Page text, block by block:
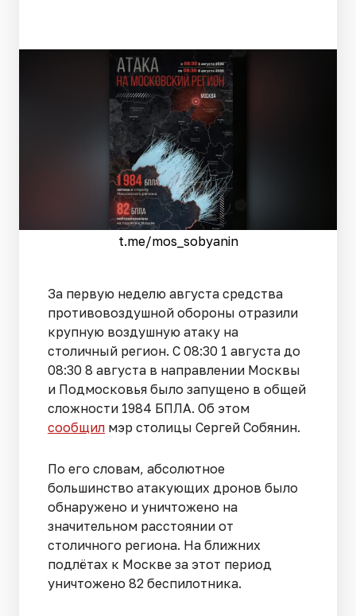
t.me/mos_sobyanin
За первую неделю августа средства
противовоздушной обороны отразили
крупную воздушную атаку на
столичный регион. С 08:30 1 августа до
08:30 8 августа в направлении Москвы
и Подмосковья было запущено в общей
сложности 1984 БПЛА. Об этом
сообщил мэр столицы Сергей Собянин.
По его словам, абсолютное
большинство атакующих дронов было
обнаружено и уничтожено на
значительном расстоянии от
столичного региона. На ближних
подлётах к Москве за этот период
уничтожено 82 беспилотника.